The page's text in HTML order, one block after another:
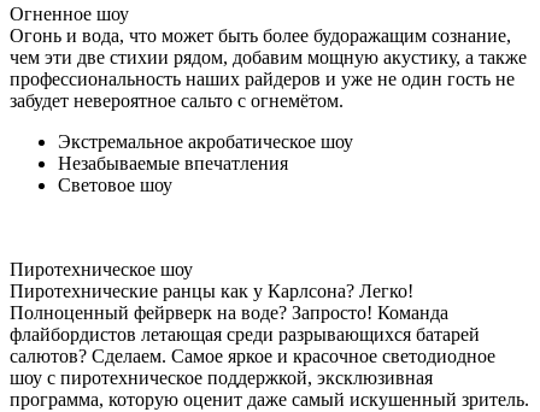
Огненное шоу
Огонь и вода, что может быть более будоражащим сознание,
чем эти две стихии рядом, добавим мощную акустику, а также
профессиональность наших райдеров и уже не один гость не
забудет невероятное сальто с огнемётом.
Экстремальное акробатическое шоу
Незабываемые впечатления
Световое шоу
Пиротехническое шоу
Пиротехнические ранцы как у Карлсона? Легко!
Полноценный фейрверк на воде? Запросто! Команда
флайбордистов летающая среди разрывающихся батарей
салютов? Сделаем. Самое яркое и красочное светодиодное
шоу с пиротехническое поддержкой, эксклюзивная
программа, которую оценит даже самый искушенный зритель.